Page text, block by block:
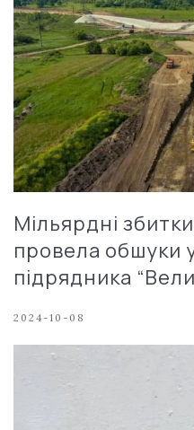
Мільярдні
провела обшуки
підрядника
2024-10-08